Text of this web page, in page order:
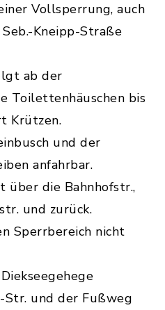
Vollsperrung, auch
Kneipp-Straße
ab der
Toilettenhäuschen bis
Krützen.
und der
anfahrbar.
die Bahnhofstr.,
und zurück.
Sperrbereich nicht
Str. und der Fußweg